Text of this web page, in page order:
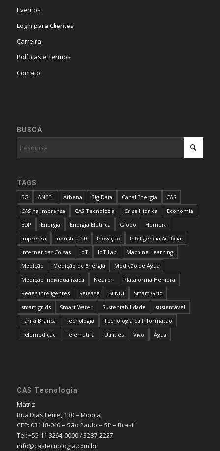
Eventos
Login para Clientes
Carreira
Políticas e Termos
Contato
BUSCA
TAGS
5G ANEEL Athena Big Data Canal Energia
CAS
CAS na Imprensa
CAS Tecnologia Crise Hídrica
Economia
EDP
Energia Energia Elétrica Globo
Hemera
Imprensa
indústria 4.0 Inovação
Inteligência Artificial
Internet das Coisas
IoT IoT Lab
Machine Learning
Medição
Medição de Energia
Medição de Água
Medição Individualizada
Neuron
Plataforma Hemera
Redes Inteligentes
Release SENDI
Smart Grid
smart grids
Smart Water Sustentabilidade
sustentável
Tarifa Branca
Tecnologia
Tecnologia da Informação
Telemedição
Telemetria Utilities Vivo Água
CAS Tecnologia
Matriz
Rua Dias Leme, 130 – Mooca
CEP: 03118-040 – São Paulo – SP – Brasil
Tel: +55 11 3264-0000 / 3287-2227
info@castecnologia.com.br